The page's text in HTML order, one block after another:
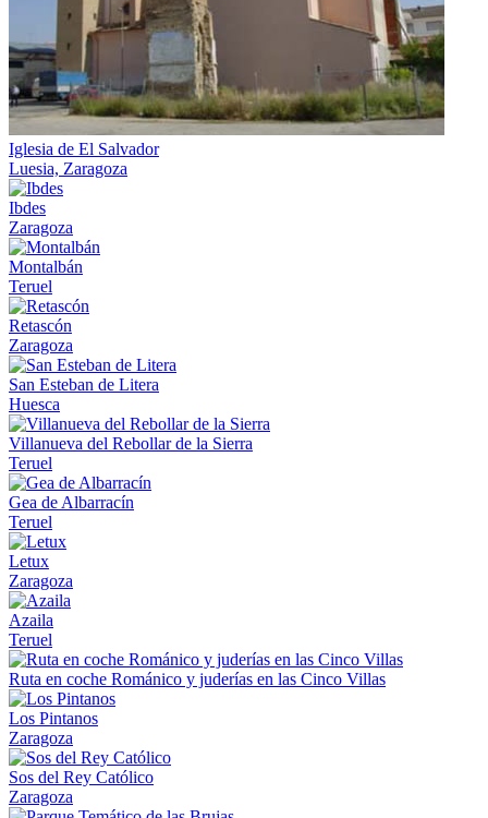
Iglesia de El Salvador
Luesia, Zaragoza
Ibdes
Zaragoza
Montalbán
Teruel
Retascón
Zaragoza
San Esteban de Litera
Huesca
Villanueva del Rebollar de la Sierra
Teruel
Gea de Albarracín
Teruel
Letux
Zaragoza
Azaila
Teruel
Ruta en coche Románico y juderías en las Cinco Villas
Los Pintanos
Zaragoza
Sos del Rey Católico
Zaragoza